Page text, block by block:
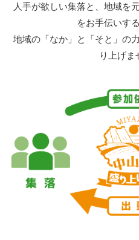
人手が欲しい集落と、地域を
をお手伝いす
地域の「なか」と「そと」の
り上げま